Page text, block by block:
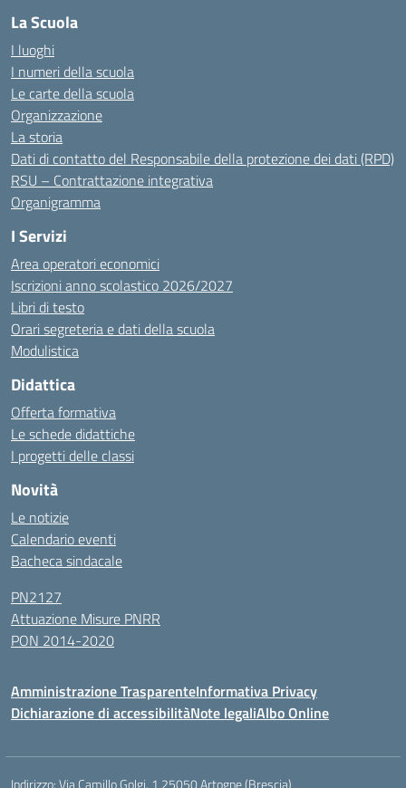
La Scuola
I luoghi
I numeri della scuola
Le carte della scuola
Organizzazione
La storia
Dati di contatto del Responsabile della protezione dei dati (RPD)
RSU – Contrattazione integrativa
Organigramma
I Servizi
Area operatori economici
Iscrizioni anno scolastico 2026/2027
Libri di testo
Orari segreteria e dati della scuola
Modulistica
Didattica
Offerta formativa
Le schede didattiche
I progetti delle classi
Novità
Le notizie
Calendario eventi
Bacheca sindacale
PN2127
Attuazione Misure PNRR
PON 2014-2020
Amministrazione TrasparenteInformativa Privacy
Dichiarazione di accessibilitàNote legaliAlbo Online
Indirizzo:Via Camillo Golgi, 1 25050 Artogne (Brescia)